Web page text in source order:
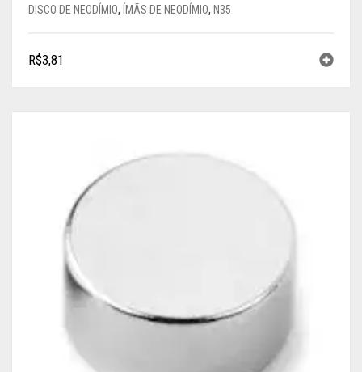
DISCO DE NEODÍMIO, ÍMÃS DE NEODÍMIO, N35
R$3,81